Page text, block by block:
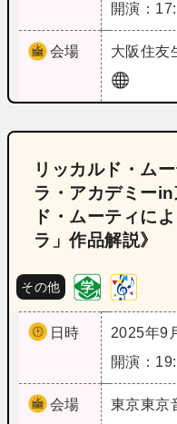
開演：
会場 大阪住友
リッカルド・ム
ラ・アカデミー
ド・ムーティに
ラ」作品解説》
その他
日時
2025年9
開演：
会場 東京東京